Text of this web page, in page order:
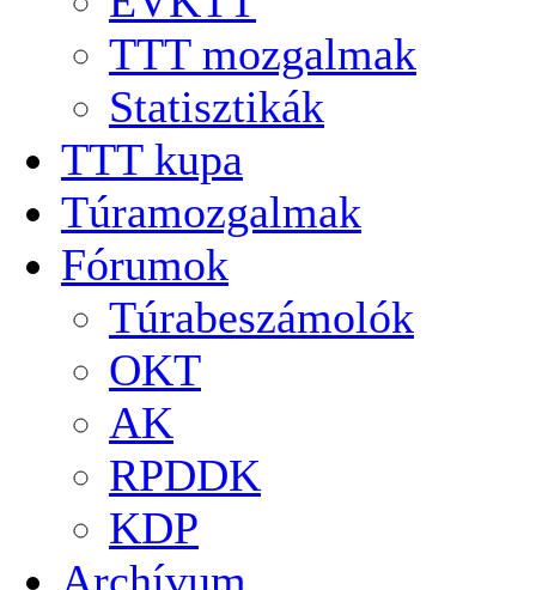
TTT mozgalmak
Statisztikák
TTT kupa
Túramozgalmak
Fórumok
Túrabeszámolók
OKT
AK
RPDDK
KDP